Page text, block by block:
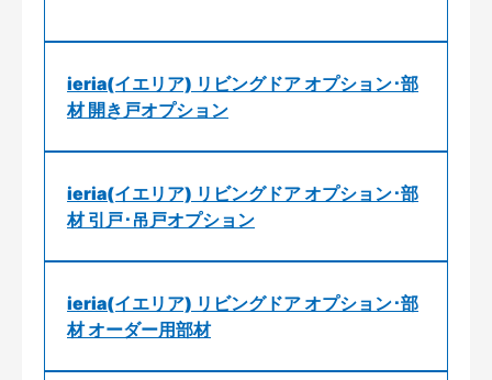
ieria(イエリア) リビングドア オプション･部
材 開き戸オプション
ieria(イエリア) リビングドア オプション･部
材 引戸･吊戸オプション
ieria(イエリア) リビングドア オプション･部
材 オーダー用部材